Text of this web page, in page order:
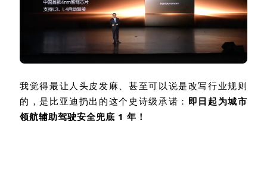
我觉得最让人头皮发麻、甚至可以说是改写行业规则
的，是比亚迪扔出的这个史诗级承诺： 即日起为城市
领航辅助驾驶安全兜底 1 年！